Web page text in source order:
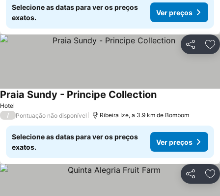
Selecione as datas para ver os preços
exatos.
Ver preços
Partilhar
Hotel
Praia Sundy - Principe Collection
/ Pontuação não disponível Ribeira Ize, a 3.9 km de Bombom
Selecione as datas para ver os preços
exatos.
Ver preços
Partilhar